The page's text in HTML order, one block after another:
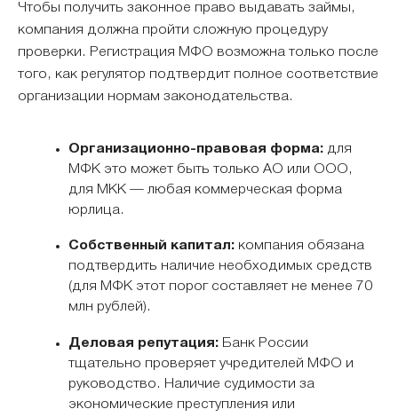
Чтобы получить законное право выдавать займы,
компания должна пройти сложную процедуру
проверки. Регистрация МФО возможна только после
того, как регулятор подтвердит полное соответствие
организации нормам законодательства.
Организационно-правовая форма:для
МФК это может быть только АО или ООО,
для МКК — любая коммерческая форма
юрлица.
Собственный капитал:компания обязана
подтвердить наличие необходимых средств
(для МФК этот порог составляет не менее 70
млн рублей).
Деловая репутация:Банк России
тщательно проверяет учредителей МФО и
руководство. Наличие судимости за
экономические преступления или